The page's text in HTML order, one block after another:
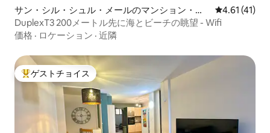
サン・シル・シュル・メールのマンション・ア
パート
レビュー41
4.61 (41)
DuplexT3 200メートル先に海とビーチの眺望 - Wifi
価格 · ロケーション · 近隣
大好評のゲストチョイスです。
ゲストチョイス